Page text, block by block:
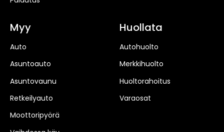
Myy
Auto
Asuntoauto
Asuntovaunu
Retkeilyauto
Moottoripyörä
Huollata
Autohuolto
Merkkihuolto
Huoltorahoitus
Varaosat